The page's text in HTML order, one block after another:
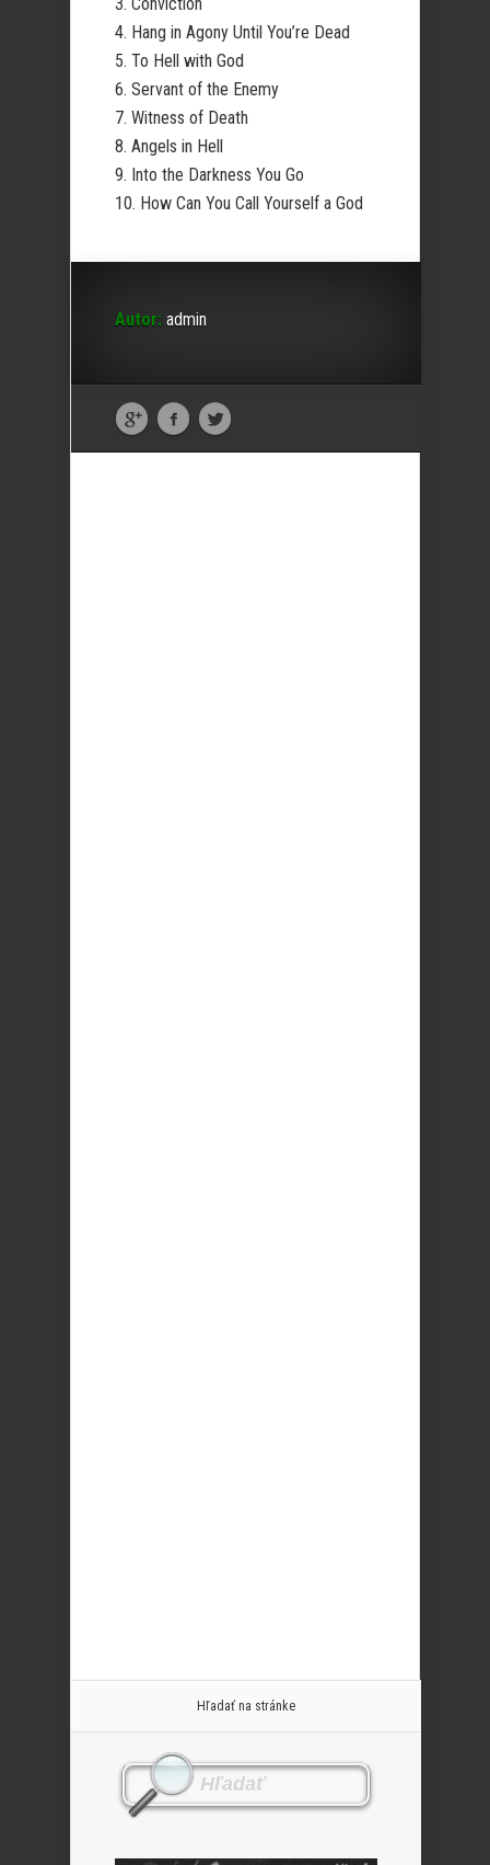
4. Hang in Agony Until You’re Dead
5. To Hell with God
6. Servant of the Enemy
7. Witness of Death
8. Angels in Hell
9. Into the Darkness You Go
10. How Can You Call Yourself a God
Autor: admin
Hľadať na stránke